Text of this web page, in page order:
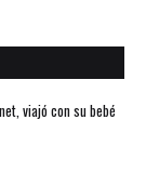
viajó con su bebé